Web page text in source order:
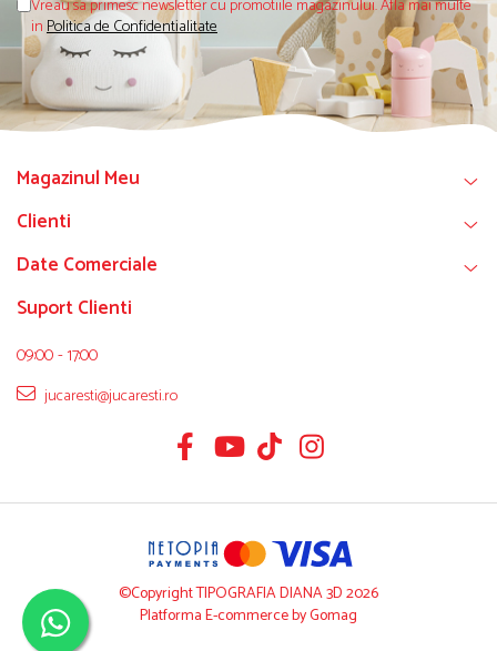
Vreau sa primesc newsletter cu promotiile magazinului. Afla mai multe
inPolitica de Confidentialitate
Magazinul Meu
Clienti
Date Comerciale
Suport Clienti
09:00 - 17:00
jucaresti@jucaresti.ro
©Copyright TIPOGRAFIA DIANA 3D 2026
Platforma E-commerce by Gomag